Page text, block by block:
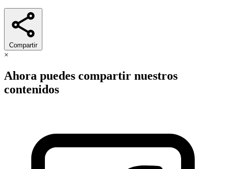
Compartir
×
Ahora puedes compartir nuestros
contenidos